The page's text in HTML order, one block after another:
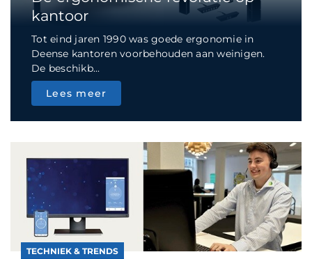
kantoor
Tot eind jaren 1990 was goede ergonomie in
Deense kantoren voorbehouden aan weinigen.
De beschikb...
Lees meer
TECHNIEK & TRENDS